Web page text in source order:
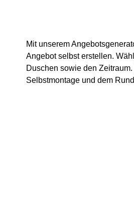
Mit unserem
Angebot selbst erstellen.
Duschen sowie den
Selbstmontage und dem